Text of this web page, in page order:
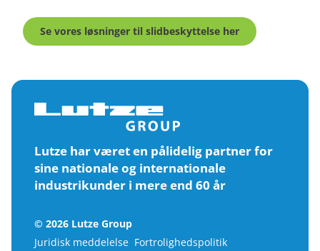
Se vores løsninger til slidbeskyttelse her
Lutze har været en pålidelig partner for
sine nationale og internationale
industrikunder i mere end 60 år
© 2026 Lutze Group
Juridisk meddelelse Fortrolighedspolitik